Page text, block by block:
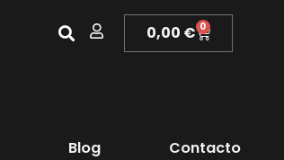
0,00 € 0
Blog Contacto